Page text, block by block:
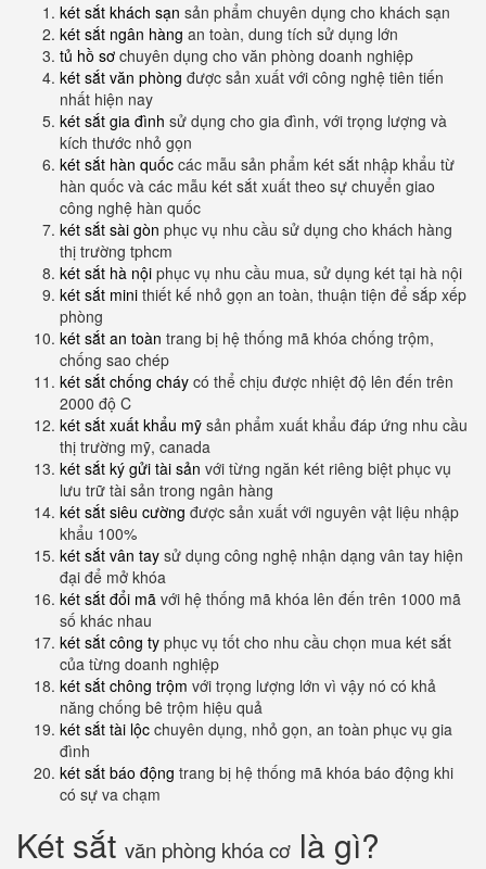
két sắt khách sạn sản phẩm chuyên dụng cho khách sạn
két sắt ngân hàng an toàn, dung tích sử dụng lớn
tủ hồ sơ chuyên dụng cho văn phòng doanh nghiệp
két sắt văn phòng được sản xuất với công nghệ tiên tiến
nhất hiện nay
két sắt gia đình sử dụng cho gia đình, với trọng lượng và
kích thước nhỏ gọn
két sắt hàn quốc các mẫu sản phẩm két sắt nhập khẩu từ
hàn quốc và các mẫu két sắt xuất theo sự chuyển giao
công nghệ hàn quốc
két sắt sài gòn phục vụ nhu cầu sử dụng cho khách hàng
thị trường tphcm
két sắt hà nội phục vụ nhu cầu mua, sử dụng két tại hà nội
két sắt mini thiết kế nhỏ gọn an toàn, thuận tiện để sắp xếp
phòng
két sắt an toàn trang bị hệ thống mã khóa chống trộm,
chống sao chép
két sắt chống cháy có thể chịu được nhiệt độ lên đến trên
2000 độ C
két sắt xuất khẩu mỹ sản phẩm xuất khẩu đáp ứng nhu cầu
thị trường mỹ, canada
két sắt ký gửi tài sản với từng ngăn két riêng biệt phục vụ
lưu trữ tài sản trong ngân hàng
két sắt siêu cường được sản xuất với nguyên vật liệu nhập
khẩu 100%
két sắt vân tay sử dụng công nghệ nhận dạng vân tay hiện
đại để mở khóa
két sắt đổi mã với hệ thống mã khóa lên đến trên 1000 mã
số khác nhau
két sắt công ty phục vụ tốt cho nhu cầu chọn mua két sắt
của từng doanh nghiệp
két sắt chông trộm với trọng lượng lớn vì vậy nó có khả
năng chống bê trộm hiệu quả
két sắt tài lộc chuyên dụng, nhỏ gọn, an toàn phục vụ gia
đình
két sắt báo động trang bị hệ thống mã khóa báo động khi
có sự va chạm
Két sắt văn phòng khóa cơ là gì?